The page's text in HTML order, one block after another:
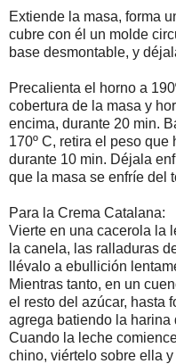
Extiende la masa, forma
cubre con él un molde
base desmontable, y
Precalienta el horno a
cobertura de la masa y
encima, durante 20 min.
170º C, retira el peso
durante 10 min. Déjala
que la masa se enfríe del
Para la Crema Catalana:
Vierte en una cacerola la
la canela, las ralladuras
llévalo a ebullición
Mientras tanto, en un
el resto del azúcar, hasta
agrega batiendo la harina
Cuando la leche
chino, viértelo sobre ella